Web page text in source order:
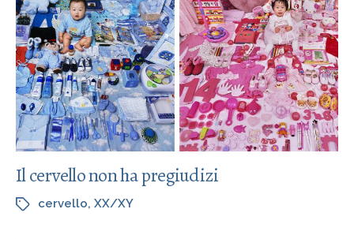
Il cervello non ha pregiudizi
cervello, XX/XY